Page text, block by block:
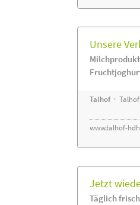
Unsere
Talhof· Talhof
www.talhof-
Jetzt
Täglich